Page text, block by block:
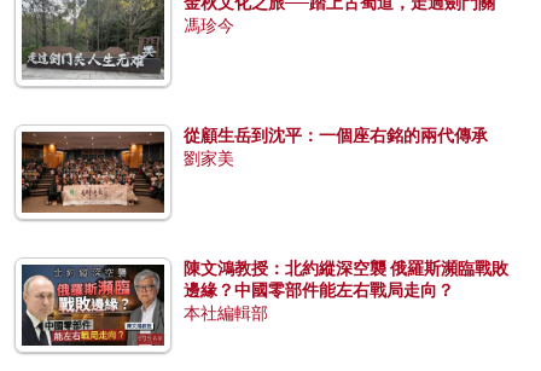
馮珍今
從顧生岳到沈平：一個座右銘的兩代傳承
劉家美
陳文鴻教授：北約縱深空襲 俄羅斯瀕臨戰敗
邊緣？中國零部件能左右戰局走向？
本社編輯部